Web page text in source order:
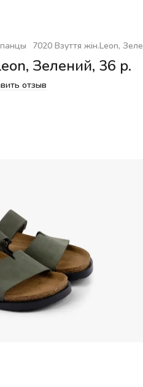
7020 Взуття жін.Leon,
Зелений, 36 р.
отзыв